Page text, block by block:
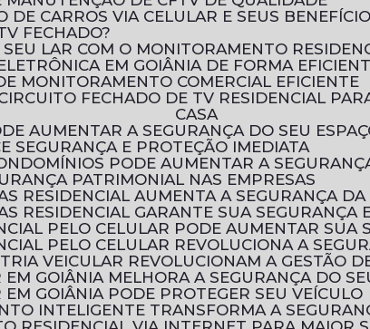
DE CARROS VIA CELULAR E SEUS
FECHADO?
SEU LAR COM O MONITORAMENTO
EM GOIÂNIA DE FORMA
MONITORAMENTO COMERCIAL EFICIENTE
CASA
AUMENTAR A SEGURANÇA DO SEU
SEGURANÇA E PROTEÇÃO IMEDIATA
PODE AUMENTAR A
PATRIMONIAL NAS EMPRESAS
RESIDENCIAL AUMENTA A SEGURANÇA DA
RESIDENCIAL GARANTE SUA SEGURANÇA
PELO CELULAR PODE AUMENTAR SUA
PELO CELULAR REVOLUCIONA A
VEICULAR REVOLUCIONAM A GESTÃO
EM GOIÂNIA MELHORA A SEGURANÇA DO
EM GOIÂNIA PODE PROTEGER SEU VEÍCULO
INTELIGENTE TRANSFORMA A